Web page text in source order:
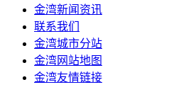
金湾新闻资讯
联系我们
金湾城市分站
金湾网站地图
金湾友情链接